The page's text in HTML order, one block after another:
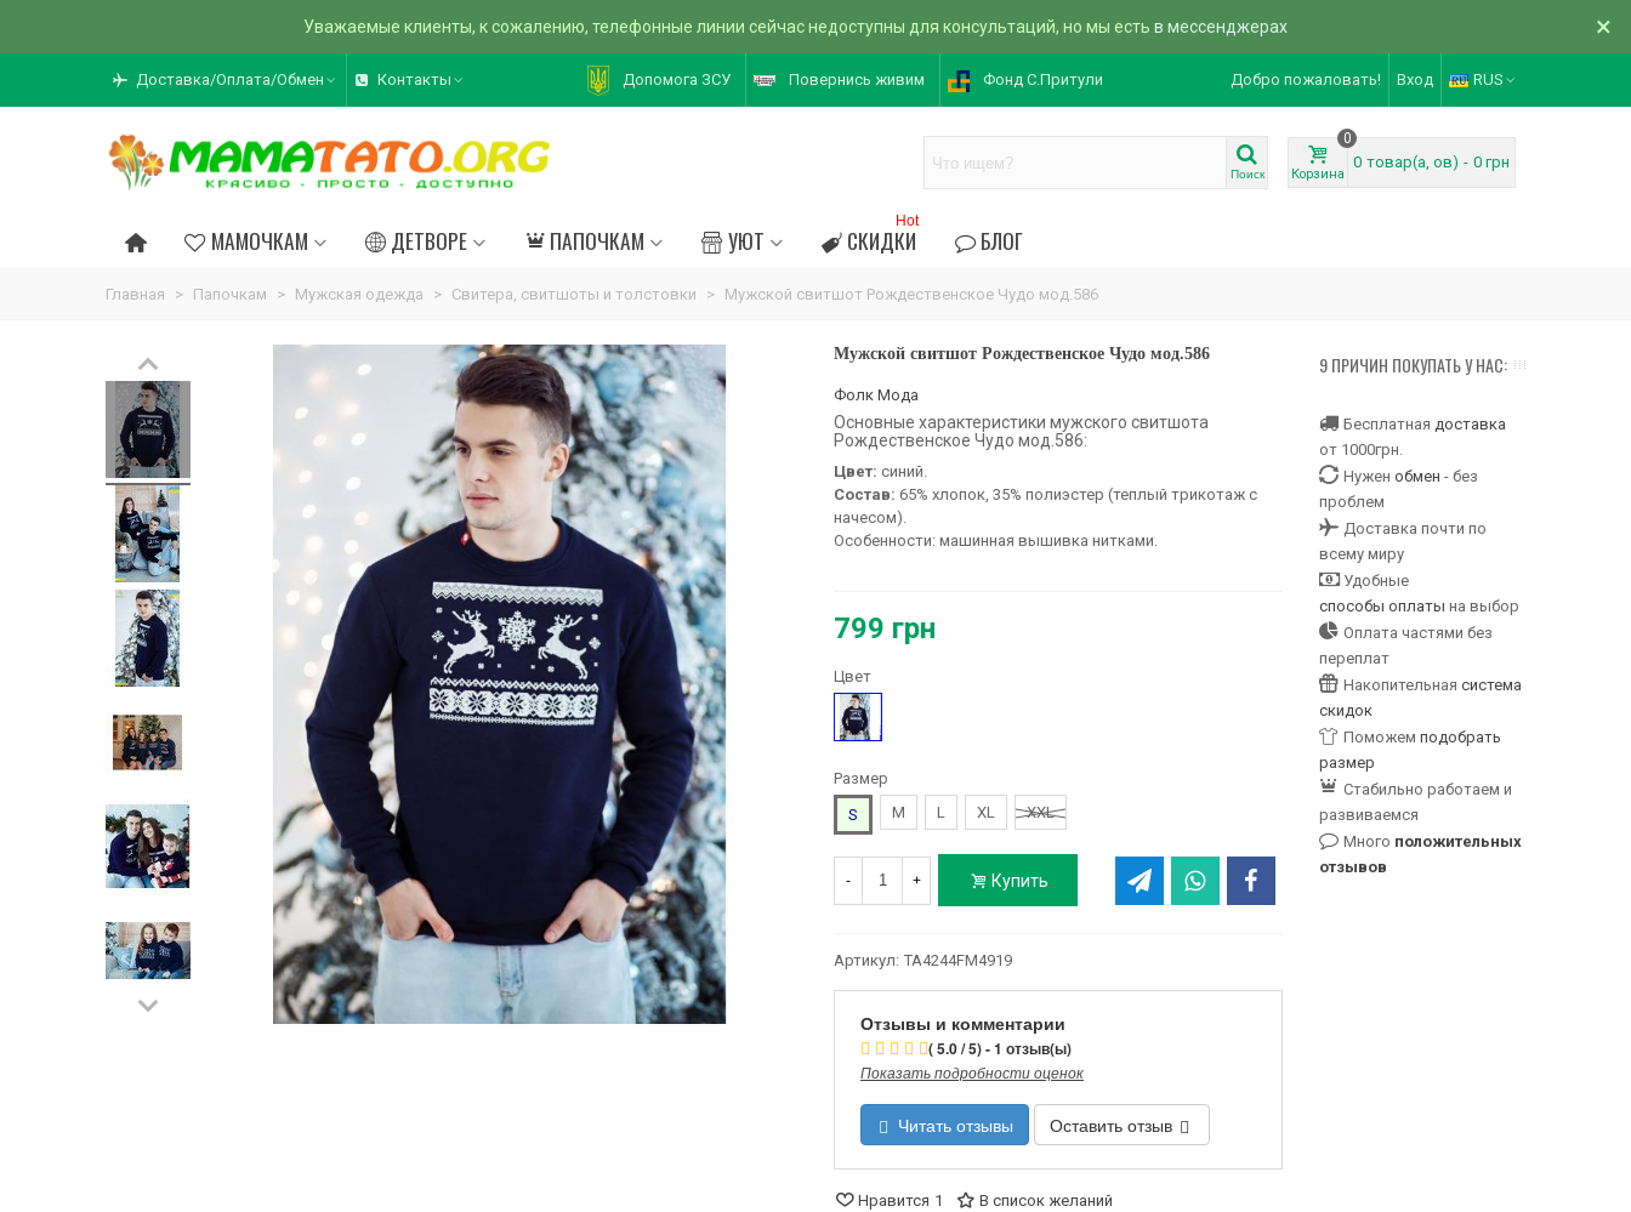
Уважаемые клиенты, к сожалению, телефонные линии сейчас недоступны для консультаций, но мы есть в мессенджерах ×
Доставка/Оплата/Обмен Контакты Допомога ЗСУ Повернись живим Фонд С.Притули Добро пожаловать! Вход RUS
Поиск Корзина
0
0 товар(а, ов) - 0 грн
МАМОЧКАМ ДЕТВОРЕ ПАПОЧКАМ УЮТ СКИДКИ
Hot
БЛОГ
Главная > Папочкам > Мужская одежда > Свитера, свитшоты и толстовки > Мужской свитшот Рождественское Чудо мод.586
Мужской свитшот Рождественское Чудо мод.586
Фолк Мода
Основные характеристики мужского свитшота
Рождественское Чудо мод.586:
Цвет: синий.
Состав: 65% хлопок, 35% полиэстер (теплый трикотаж с
начесом).
Особенности: машинная вышивка нитками.
799 грн
Цвет
Синий
Размер
S
M L XL XXL
- + Купить
Артикул: TA4244FM4919
Отзывы и комментарии
( 5.0 / 5) - 1 отзыв(ы)
Показать подробности оценок
Читать отзывы Оставить отзыв
Нравится 1 В список желаний
9 ПРИЧИН ПОКУПАТЬ У НАС:
Бесплатная доставка
от 1000грн.
Нужен обмен - без
проблем
Доставка почти по
всему миру
Удобные
способы оплаты на выбор
Оплата частями без
переплат
Накопительная система
скидок
Поможем подобрать
размер
Стабильно работаем и
развиваемся
Много положительных
отзывов